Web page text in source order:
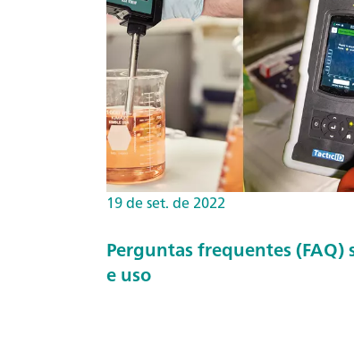
19 de set. de 2022
Perguntas frequentes (FAQ)
e uso